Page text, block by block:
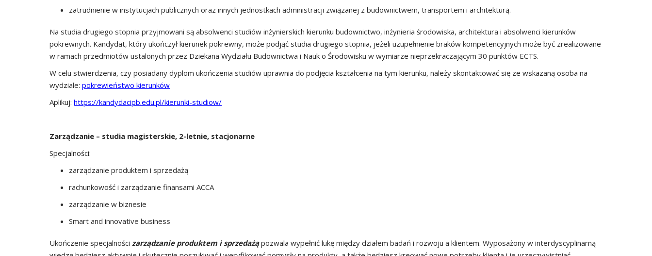
zatrudnienie w instytucjach publicznych oraz innych jednostkach administracji związanej z budownictwem, transportem i architekturą.
Na studia drugiego stopnia przyjmowani są absolwenci studiów inżynierskich kierunku budownictwo, inżynieria środowiska, architektura i absolwenci kierunków
pokrewnych. Kandydat, który ukończył kierunek pokrewny, może podjąć studia drugiego stopnia, jeżeli uzupełnienie braków kompetencyjnych może być zrealizowane
w ramach przedmiotów ustalonych przez Dziekana Wydziału Budownictwa i Nauk o Środowisku w wymiarze nieprzekraczającym 30 punktów ECTS.
W celu stwierdzenia, czy posiadany dyplom ukończenia studiów uprawnia do podjęcia kształcenia na tym kierunku, należy skontaktować się ze wskazaną osoba na
wydziale: pokrewieństwo kierunków
Aplikuj: https://kandydacipb.edu.pl/kierunki-studiow/
Zarządzanie – studia magisterskie, 2-letnie, stacjonarne
Specjalności:
zarządzanie produktem i sprzedażą
rachunkowość i zarządzanie finansami ACCA
zarządzanie w biznesie
Smart and innovative business
Ukończenie specjalności zarządzanie produktem i sprzedażąpozwala wypełnić lukę między działem badań i rozwoju a klientem. Wyposażony w interdyscyplinarną